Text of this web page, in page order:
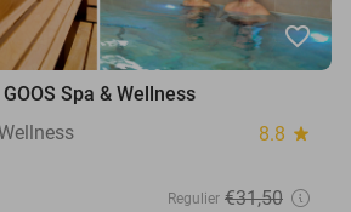
favorite_border
Spa & Wellness
8.8 star
Regulier €31,50